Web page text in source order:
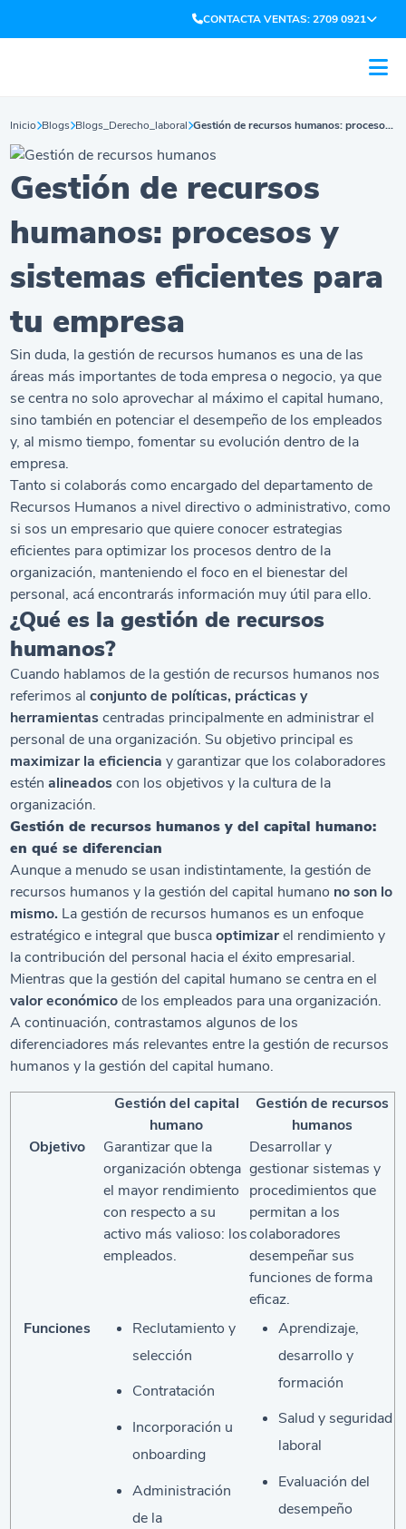
CONTACTA VENTAS: 2709 0921
Inicio Blogs Blogs_Derecho_laboral Gestión de recursos humanos: procesos y sistemas eficientes para tu empresa
Gestión de recursos
humanos: procesos y
sistemas eficientes para
tu empresa
Sin duda, la gestión de recursos humanos es una de las
áreas más importantes de toda empresa o negocio, ya que
se centra no solo aprovechar al máximo el capital humano,
sino también en potenciar el desempeño de los empleados
y, al mismo tiempo, fomentar su evolución dentro de la
empresa.
Tanto si colaborás como encargado del departamento de
Recursos Humanos a nivel directivo o administrativo, como
si sos un empresario que quiere conocer estrategias
eficientes para optimizar los procesos dentro de la
organización, manteniendo el foco en el bienestar del
personal, acá encontrarás información muy útil para ello.
¿Qué es la gestión de recursos
humanos?
Cuando hablamos de la gestión de recursos humanos nos
referimos alconjunto de políticas, prácticas y
herramientascentradas principalmente en administrar el
personal de una organización. Su objetivo principal es
maximizar la eficiencia y garantizar que los colaboradores
esténalineadoscon los objetivos y la cultura de la
organización.
Gestión de recursos humanos y del capital humano:
en qué se diferencian
Aunque a menudo se usan indistintamente, la gestión de
recursos humanos y la gestión del capital humano no son lo
mismo. La gestión de recursos humanos es un enfoque
estratégico e integral que buscaoptimizarel rendimiento y
la contribución del personal hacia el éxito empresarial.
Mientras que la gestión del capital humano se centra en el
valor económicode los empleados para una organización.
A continuación, contrastamos algunos de los
diferenciadores más relevantes entre la gestión de recursos
humanos y la gestión del capital humano.
Gestión del capital
humano
Gestión de recursos
humanos
Objetivo
Garantizar que la
organización obtenga
el mayor rendimiento
con respecto a su
activo más valioso: los
empleados.
Desarrollar y
gestionar sistemas y
procedimientos que
permitan a los
colaboradores
desempeñar sus
funciones de forma
eficaz.
Funciones
Reclutamiento y
selección
Contratación
Incorporación u
onboarding
Administración
de la
Aprendizaje,
desarrollo y
formación
Salud y seguridad
laboral
Evaluación del
desempeño